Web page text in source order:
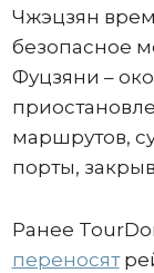
Чжэцзян
безопасное
Фуцзяни –
маршрутов,
порты,
Ранее
переносят